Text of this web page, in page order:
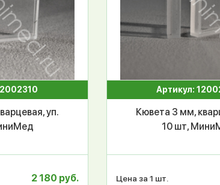
уп.
2 180 руб.
Артикул:
Кювета 3 мм,
10 шт,
Цена за 1 шт.